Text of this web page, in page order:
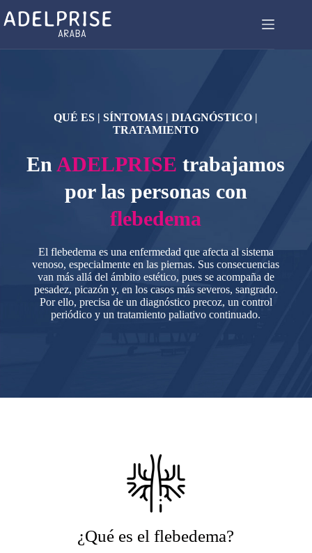
QUÉ ES | SÍNTOMAS | DIAGNÓSTICO |
TRATAMIENTO
En ADELPRISE trabajamos
por las personas con
flebedema
El flebedema es una enfermedad que afecta al sistema
venoso, especialmente en las piernas. Sus consecuencias
van más allá del ámbito estético, pues se acompaña de
pesadez, picazón y, en los casos más severos, sangrado.
Por ello, precisa de un diagnóstico precoz, un control
periódico y un tratamiento paliativo continuado.
¿Qué es el flebedema?